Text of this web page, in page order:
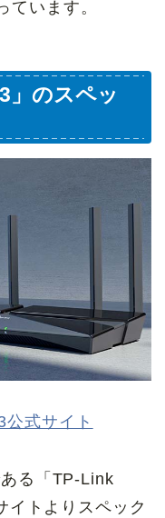
ています。
」のスペッ
式サイト
る「TP-Link
イトよりスペック